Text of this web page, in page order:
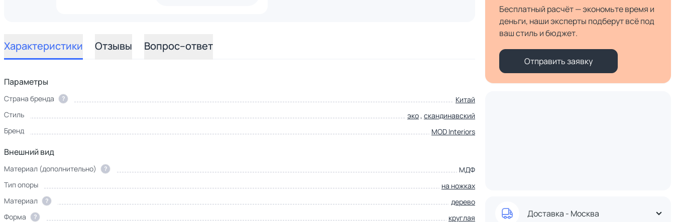
Характеристики Отзывы Вопрос–ответ
Параметры
Страна бренда ?
Китай
Стиль
эко, скандинавский
Бренд
MOD Interiors
Внешний вид
Материал (дополнительно) ?
МДФ
Тип опоры
на ножках
Материал
?
дерево
Форма
? круглая
Бесплатный расчёт — экономьте время и
деньги, наши эксперты подберут всё под
ваш стиль и бюджет.
Отправить заявку
Доставка - Москва